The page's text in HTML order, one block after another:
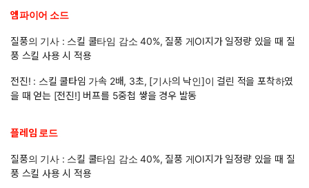
엠파이어 소드
질풍의 기사 : 스킬 쿨타임 감소 40%, 질풍 게OI지가 일정량 있을 때 질
풍 스킬 사용 시 적용
전진! : 스킬 쿨타임 가속 2배, 3초, [기사의 낙인]이 걸린 적을 포착하였
을 때 얻는 [전진!] 버프를 5중첩 쌓을 경우 발동
플레임 로드
질풍의 기사 : 스킬 쿨타임 감소 40%, 질풍 게OI지가 일정량 있을 때 질
풍 스킬 사용 시 적용